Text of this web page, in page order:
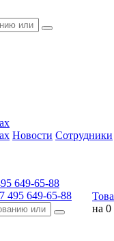
Новости Сотрудники
649-65-88
495 649-65-88
на 0